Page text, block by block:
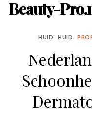
Beauty-
HUID HUID